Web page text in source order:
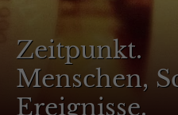
Zeitpunkt.
Menschen,
Ereignisse.